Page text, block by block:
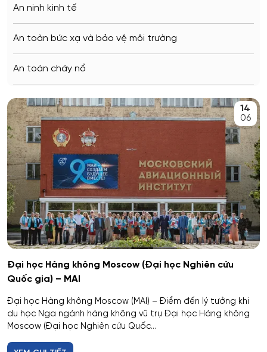
Kemerovo
Veliky Novgorod
Penza
Barnaul
Kursk
Kaluga
Voronezh
An ninh kinh tế
An toàn bức xạ và bảo vệ môi trường
An toàn cháy nổ
An toàn kỹ thuật và môi trường
An toàn môi trường kỹ thuật
An toàn thông tin
Biên - Phiên dịch
Biểu diễn nghệ thuật múa
Báo chí
Bản đồ và Địa tin học
Bảo mật công nghệ thông tin trong thực thi pháp luật
Bảo mật máy tính
14
06
Đại học Hàng không Moscow (Đại học Nghiên cứu
Quốc gia) – MAI
Đại học Hàng không Moscow (MAI) – Điểm đến lý tưởng khi
du học Nga ngành hàng không vũ trụ Đại học Hàng không
Moscow (Đại học Nghiên cứu Quốc...